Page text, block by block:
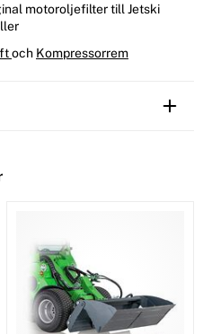
motoroljefilter till Jetski
och Kompressorrem